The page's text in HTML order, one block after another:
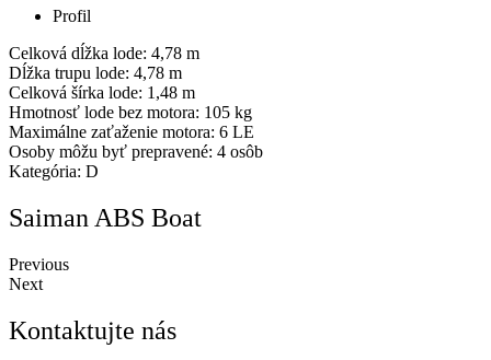
Profil
Celková dĺžka lode: 4,78 m
Dĺžka trupu lode: 4,78 m
Celková šírka lode: 1,48 m
Hmotnosť lode bez motora: 105 kg
Maximálne zaťaženie motora: 6 LE
Osoby môžu byť prepravené: 4 osôb
Kategória: D
Saiman ABS Boat
Previous
Next
Kontaktujte nás